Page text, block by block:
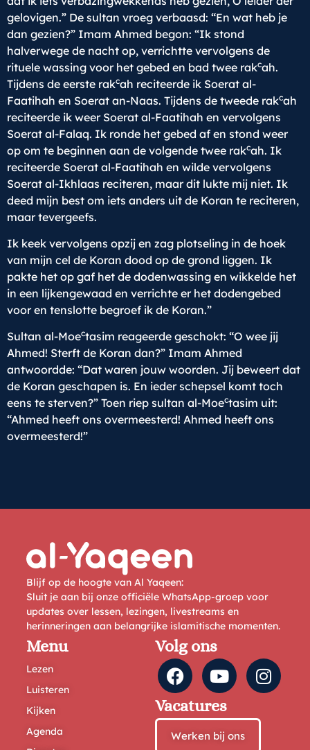
gelovigen.” De sultan vroeg verbaasd: “En wat heb je
dan gezien?” Imam Ahmed begon: “Ik stond
halverwege de nacht op, verrichtte vervolgens de
rituele wassing voor het gebed en bad twee rakcah.
Tijdens de eerste rakcah reciteerde ik Soerat al-
Faatihah en Soerat an-Naas. Tijdens de tweede rakcah
reciteerde ik weer Soerat al-Faatihah en vervolgens
Soerat al-Falaq. Ik ronde het gebed af en stond weer
op om te beginnen aan de volgende twee rakcah. Ik
reciteerde Soerat al-Faatihah en wilde vervolgens
Soerat al-Ikhlaas reciteren, maar dit lukte mij niet. Ik
deed mijn best om iets anders uit de Koran te reciteren,
maar tevergeefs.
Ik keek vervolgens opzij en zag plotseling in de hoek
van mijn cel de Koran dood op de grond liggen. Ik
pakte het op gaf het de dodenwassing en wikkelde het
in een lijkengewaad en verrichte er het dodengebed
voor en tenslotte begroef ik de Koran.”
Sultan al-Moectasim reageerde geschokt: “O wee jij
Ahmed! Sterft de Koran dan?” Imam Ahmed
antwoordde: “Dat waren jouw woorden. Jij beweert dat
de Koran geschapen is. En ieder schepsel komt toch
eens te sterven?” Toen riep sultan al-Moectasim uit:
“Ahmed heeft ons overmeesterd! Ahmed heeft ons
overmeesterd!”
Blijf op de hoogte van Al Yaqeen:
Sluit je aan bij onze officiële WhatsApp-groep voor
updates over lessen, lezingen, livestreams en
herinneringen aan belangrijke islamitische momenten.
Menu
Lezen
Luisteren
Kijken
Agenda
Volg ons
Vacatures
Werken bij ons